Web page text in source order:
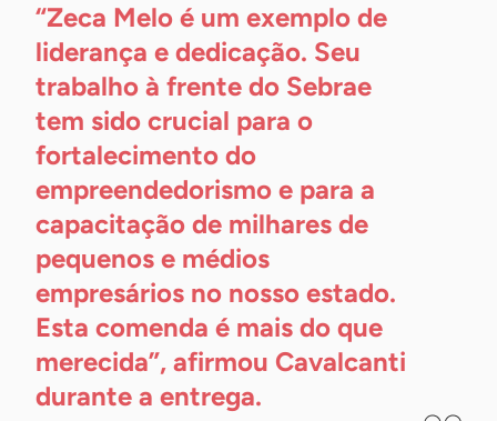
“Zeca Melo é um exemplo de
liderança e dedicação. Seu
trabalho à frente do Sebrae
tem sido crucial para o
fortalecimento do
empreendedorismo e para a
capacitação de milhares de
pequenos e médios
empresários no nosso estado.
Esta comenda é mais do que
merecida”, afirmou Cavalcanti
durante a entrega.